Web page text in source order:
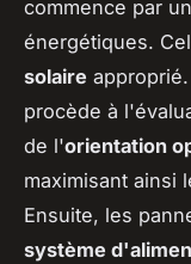
commence par
énergétiques.
solaire
procède à
de l'orientation
maximisant ainsi
Ensuite, les
système